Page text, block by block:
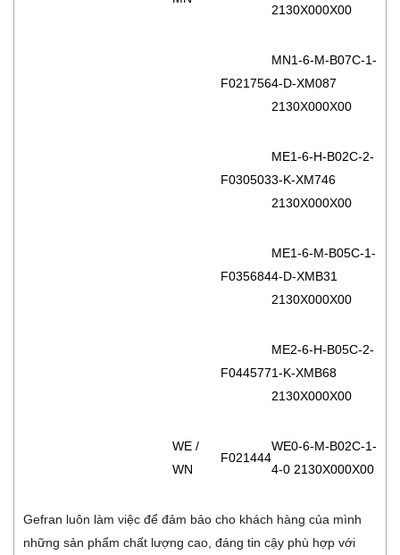
2130X000X00
F021756
MN1-6-M-B07C-1-
4-D-XM087
2130X000X00
F030503
ME1-6-H-B02C-2-
3-K-XM746
2130X000X00
F035684
ME1-6-M-B05C-1-
4-D-XMB31
2130X000X00
F044577
ME2-6-H-B05C-2-
1-K-XMB68
2130X000X00
WE /
WN
F021444
WE0-6-M-B02C-1-
4-0 2130X000X00
Gefran luôn làm việc để đảm bảo cho khách hàng của mình
những sản phẩm chất lượng cao, đáng tin cậy phù hợp với